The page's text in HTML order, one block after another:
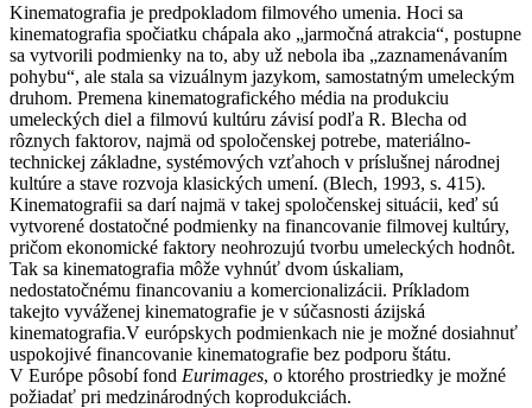
Kinematografia je predpokladom filmového umenia. Hoci sa
kinematografia spočiatku chápala ako „jarmočná atrakcia“, postupne
sa vytvorili podmienky na to, aby už nebola iba „zaznamenávaním
pohybu“, ale stala sa vizuálnym jazykom, samostatným umeleckým
druhom. Premena kinematografického média na produkciu
umeleckých diel a filmovú kultúru závisí podľa R. Blecha od
rôznych faktorov, najmä od spoločenskej potrebe, materiálno-
technickej základne, systémových vzťahoch v príslušnej národnej
kultúre a stave rozvoja klasických umení. (Blech, 1993, s. 415).
Kinematografii sa darí najmä v takej spoločenskej situácii, keď sú
vytvorené dostatočné podmienky na financovanie filmovej kultúry,
pričom ekonomické faktory neohrozujú tvorbu umeleckých hodnôt.
Tak sa kinematografia môže vyhnúť dvom úskaliam,
nedostatočnému financovaniu a komercionalizácii. Príkladom
takejto vyváženej kinematografie je v súčasnosti ázijská
kinematografia.V európskych podmienkach nie je možné dosiahnuť
uspokojivé financovanie kinematografie bez podporu štátu.
V Európe pôsobí fond Eurimages, o ktorého prostriedky je možné
požiadať pri medzinárodných koprodukciách.